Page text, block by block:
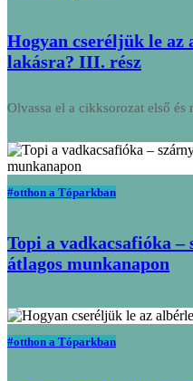
Hogyan cseréljük le az
lakásra? III. rész
Olvassa el a cikksorozat első és
#otthon a Tóparkban
Topi a vadkacsafióka –
átlagos munkanapon
#otthon a Tóparkban